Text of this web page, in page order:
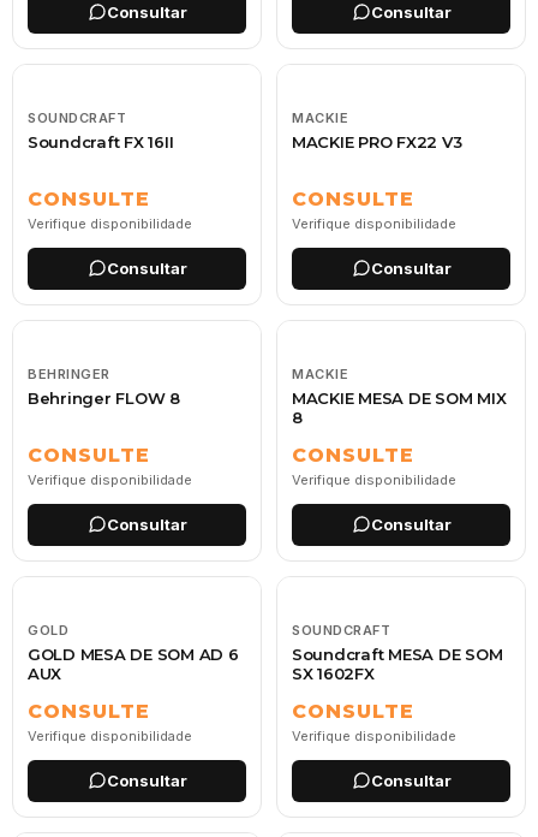
Consultar Consultar
SOUNDCRAFT
Soundcraft FX 16II
CONSULTE
Verifique disponibilidade
Consultar
MACKIE
MACKIE PRO FX22 V3
CONSULTE
Verifique disponibilidade
Consultar
BEHRINGER
Behringer FLOW 8
CONSULTE
Verifique disponibilidade
Consultar
MACKIE
MACKIE MESA DE SOM MIX
8
CONSULTE
Verifique disponibilidade
Consultar
GOLD
GOLD MESA DE SOM AD 6
AUX
CONSULTE
Verifique disponibilidade
Consultar
SOUNDCRAFT
Soundcraft MESA DE SOM
SX 1602FX
CONSULTE
Verifique disponibilidade
Consultar